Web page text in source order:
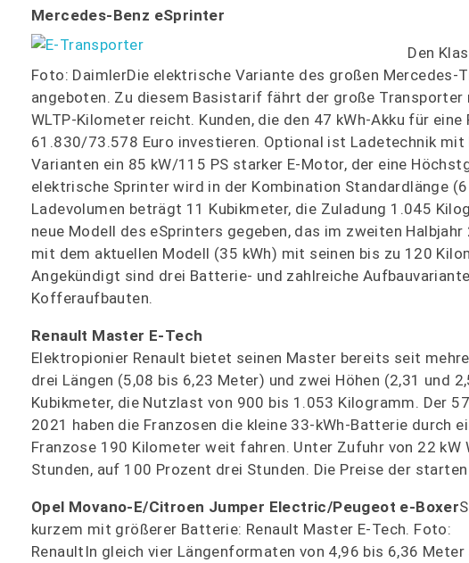
Mercedes-Benz eSprinter
Den
Foto: DaimlerDie elektrische Variante des großen
angeboten. Zu diesem Basistarif fährt der große
WLTP-Kilometer reicht. Kunden, die den 47 kWh-Akku für
61.830/73.578 Euro investieren. Optional ist Ladetechnik
Varianten ein 85 kW/115 PS starker E-Motor, der eine
elektrische Sprinter wird in der Kombination Standardlänge
Ladevolumen beträgt 11 Kubikmeter, die Zuladung 1.045
neue Modell des eSprinters gegeben, das im zweiten
mit dem aktuellen Modell (35 kWh) mit seinen bis zu 120
Angekündigt sind drei Batterie- und zahlreiche
Kofferaufbauten.
Renault Master E-Tech
Elektropionier Renault bietet seinen Master bereits seit
drei Längen (5,08 bis 6,23 Meter) und zwei Höhen (2,31 und
Kubikmeter, die Nutzlast von 900 bis 1.053 Kilogramm. Der
2021 haben die Franzosen die kleine 33-kWh-Batterie durch
Franzose 190 Kilometer weit fahren. Unter Zufuhr von 22
Stunden, auf 100 Prozent drei Stunden. Die Preise der
Opel Movano-E/Citroen Jumper Electric/Peugeot e-Boxer
kurzem mit größerer Batterie: Renault Master E-Tech. Foto:
RenaultIn gleich vier Längenformaten von 4,96 bis 6,36